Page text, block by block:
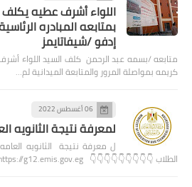
اللواء أشرف عطيه
بمتابعه المبادره
إدفو /شيفاتايمز
متابعه /بسمه عبد الرحمن كلف السيد اللواء
كريمه بمواصلة المرور والمتابعة الميدانية لم…
06 أغسطس 2022
لمعرفة نتيجة الثانويه العامه 2022 /
الطلاب 👇👇👇👇👇👇👇👇👇 https://g12.emis.gov.eg/ وال…